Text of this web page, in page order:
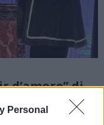
Personal
d’amore” di